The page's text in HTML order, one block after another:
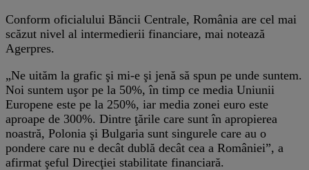
Conform oficialului Băncii Centrale, România are cel mai
scăzut nivel al intermedierii financiare, mai notează
Agerpres.
„Ne uităm la grafic şi mi-e şi jenă să spun pe unde suntem.
Noi suntem uşor pe la 50%, în timp ce media Uniunii
Europene este pe la 250%, iar media zonei euro este
aproape de 300%. Dintre ţările care sunt în apropierea
noastră, Polonia şi Bulgaria sunt singurele care au o
pondere care nu e decât dublă decât cea a României”, a
afirmat şeful Direcţiei stabilitate financiară.